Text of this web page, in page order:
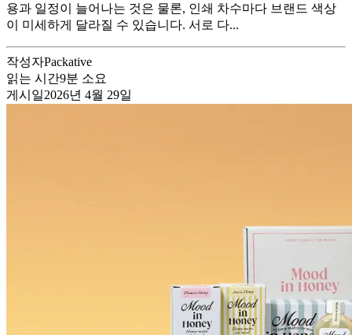
용과 일정이 늘어나는 것은 물론, 인쇄 차수마다 브랜드 색상
이 미세하게 달라질 수 있습니다. 서로 다...
작성자Packative
읽는 시간9분 소요
게시일2026년 4월 29일